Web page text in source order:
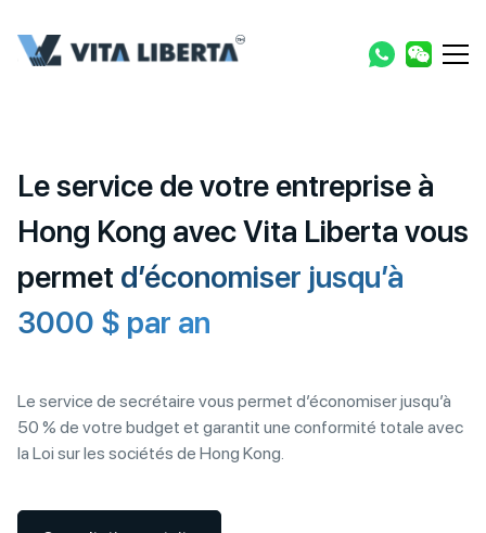
Le service de votre entreprise à
Hong Kong avec Vita Liberta vous
permet d’économiser jusqu’à
3000 $ par an
Le service de secrétaire vous permet d’économiser jusqu’à
50 % de votre budget et garantit une conformité totale avec
la Loi sur les sociétés de Hong Kong.